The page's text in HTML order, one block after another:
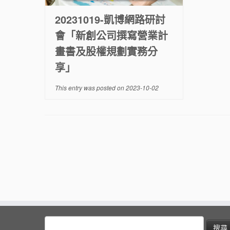
20231019-凱博網路研討
會「新創公司撰寫營業計
畫書及股權規劃實務分
享」
This entry was posted on2023-10-02